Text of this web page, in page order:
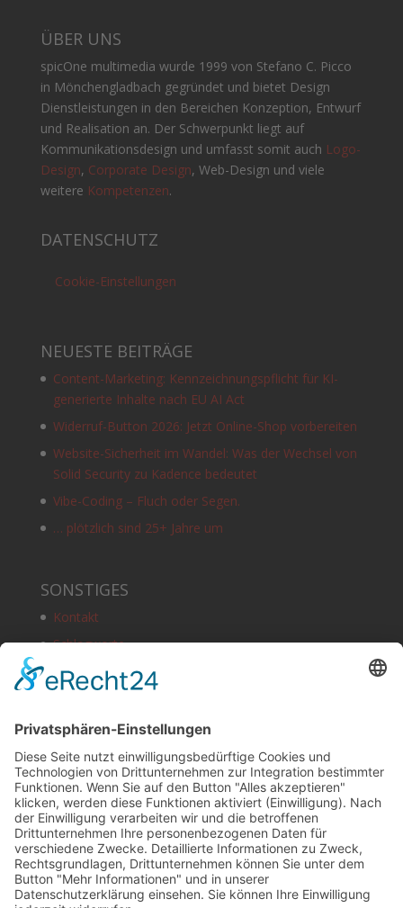
ÜBER UNS
spicOne multimedia wurde 1999 von Stefano C. Picco
in Mönchengladbach gegründet und bietet Design
Dienstleistungen in den Bereichen Konzeption, Entwurf
und Realisation an. Der Schwerpunkt liegt auf
Kommunikationsdesign und umfasst somit auch Logo-
Design, Corporate Design, Web-Design und viele
weitere Kompetenzen.
DATENSCHUTZ
Cookie-Einstellungen
NEUESTE BEITRÄGE
Content-Marketing: Kennzeichnungspflicht für KI-
generierte Inhalte nach EU AI Act
Widerruf-Button 2026: Jetzt Online-Shop vorbereiten
Website-Sicherheit im Wandel: Was der Wechsel von
Solid Security zu Kadence bedeutet
Vibe-Coding – Fluch oder Segen.
… plötzlich sind 25+ Jahre um
SONSTIGES
Kontakt
Schlagworte
Impressum
Copyright
HOSTING